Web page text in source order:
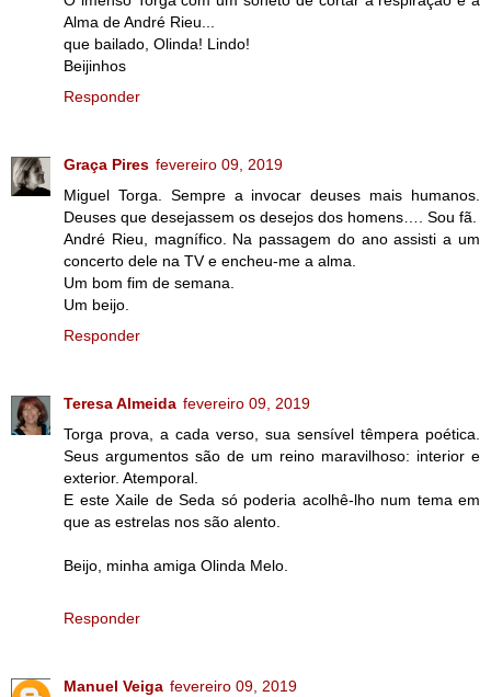
Alma de André Rieu...
que bailado, Olinda! Lindo!
Beijinhos
Responder
Graça Pires fevereiro 09, 2019
Miguel Torga. Sempre a invocar deuses mais humanos.
Deuses que desejassem os desejos dos homens…. Sou fã.
André Rieu, magnífico. Na passagem do ano assisti a um
concerto dele na TV e encheu-me a alma.
Um bom fim de semana.
Um beijo.
Responder
Teresa Almeida fevereiro 09, 2019
Torga prova, a cada verso, sua sensível têmpera poética.
Seus argumentos são de um reino maravilhoso: interior e
exterior. Atemporal.
E este Xaile de Seda só poderia acolhê-lho num tema em
que as estrelas nos são alento.
Beijo, minha amiga Olinda Melo.
Responder
Manuel Veiga fevereiro 09, 2019